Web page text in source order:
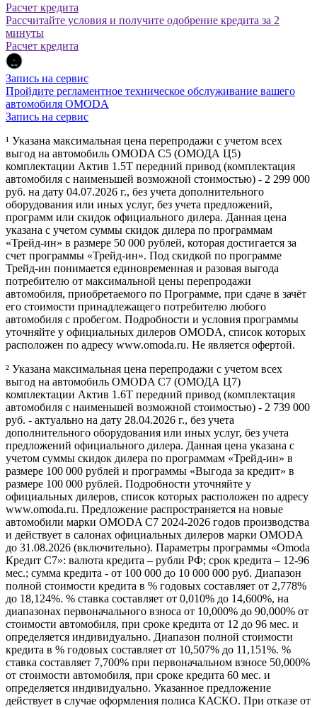
Расчет кредита
Рассчитайте условия и получите одобрение кредита за 2
минуты
Расчет кредита
Запись на сервис
Пройдите регламентное техническое обслуживание вашего
автомобиля OMODA
Запись на сервис
¹ Указана максимальная цена перепродажи с учетом всех
выгод на автомобиль OMODA C5 (ОМОДА Ц5)
комплектации Актив 1.5Т передний привод (комплектация
автомобиля с наименьшей возможной стоимостью) - 2 299 000
руб. на дату 04.07.2026 г., без учета дополнительного
оборудования или иных услуг, без учета предложений,
программ или скидок официального дилера. Данная цена
указана с учетом суммы скидок дилера по программам
«Трейд-ин» в размере 50 000 рублей, которая достигается за
счет программы «Трейд-ин». Под скидкой по программе
Трейд-ин понимается единовременная и разовая выгода
потребителю от максимальной цены перепродажи
автомобиля, приобретаемого по Программе, при сдаче в зачёт
его стоимости принадлежащего потребителю любого
автомобиля с пробегом. Подробности и условия программы
уточняйте у официальных дилеров OMODA, список которых
расположен по адресу www.omoda.ru. Не является офертой.
² Указана максимальная цена перепродажи с учетом всех
выгод на автомобиль OMODA C7 (ОМОДА Ц7)
комплектации Актив 1.6T передний привод (комплектация
автомобиля с наименьшей возможной стоимостью) - 2 739 000
руб. - актуально на дату 28.04.2026 г., без учета
дополнительного оборудования или иных услуг, без учета
предложений официального дилера. Данная цена указана с
учетом суммы скидок дилера по программам «Трейд-ин» в
размере 100 000 рублей и программы «Выгода за кредит» в
размере 100 000 рублей. Подробности уточняйте у
официальных дилеров, список которых расположен по адресу
www.omoda.ru. Предложение распространяется на новые
автомобили марки OMODA C7 2024-2026 годов производства
и действует в салонах официальных дилеров марки OMODA
до 31.08.2026 (включительно). Параметры программы «Omoda
Кредит C7»: валюта кредита – рубли РФ; срок кредита – 12-96
мес.; сумма кредита - от 100 000 до 10 000 000 руб. Диапазон
полной стоимости кредита в % годовых составляет от 2,778%
до 18,124%. % ставка составляет от 0,010% до 14,600%, на
диапазонах первоначального взноса от 10,000% до 90,000% от
стоимости автомобиля, при сроке кредита от 12 до 96 мес. и
определяется индивидуально. Диапазон полной стоимости
кредита в % годовых составляет от 10,507% до 11,151%. %
ставка составляет 7,700% при первоначальном взносе 50,000%
от стоимости автомобиля, при сроке кредита 60 мес. и
определяется индивидуально. Указанное предложение
действует в случае оформления полиса КАСКО. При отказе от